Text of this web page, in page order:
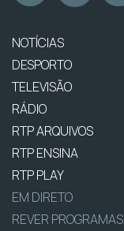
NOTÍCIAS
DESPORTO
TELEVISÃO
RÁDIO
RTP ARQUIVOS
RTP ENSINA
RTP PLAY
EM DIRETO
REVER PROGRAMAS